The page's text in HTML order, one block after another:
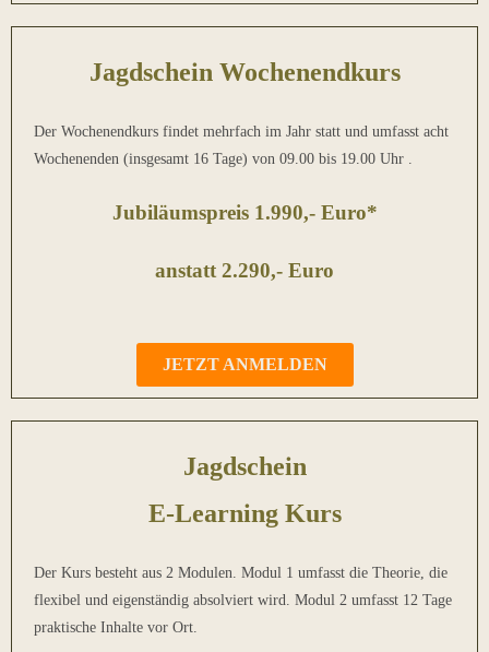
Jagdschein Wochenendkurs
Der Wochenendkurs findet mehrfach im Jahr statt und umfasst acht
Wochenenden (insgesamt 16 Tage) von 09.00 bis 19.00 Uhr .
Jubiläumspreis 1.990,- Euro*
anstatt 2.290,- Euro
JETZT ANMELDEN
Jagdschein
E-Learning Kurs
Der Kurs besteht aus 2 Modulen. Modul 1 umfasst die Theorie, die
flexibel und eigenständig absolviert wird. Modul 2 umfasst 12 Tage
praktische Inhalte vor Ort.